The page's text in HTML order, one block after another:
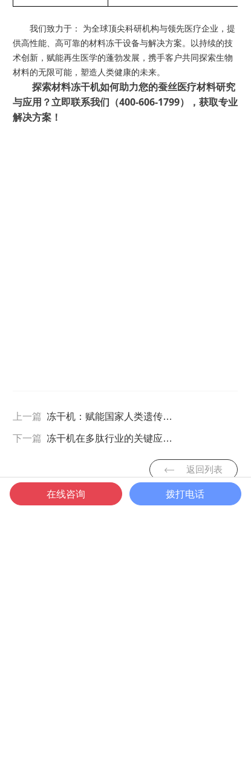
我们致力于：
为全球顶尖科研机构与领先医疗企业，提
供高性能、高可靠的材料冻干设备与解决方案。以持续的技
术创新，赋能再生医学的蓬勃发展，携手客户共同探索生物
材料的无限可能，塑造人类健康的未来。
探索材料冻干机如何助力您的蚕丝医疗材料研究
与应用？立即联系我们 （400-606-1799）
，获取专业
解决方案！
上一篇 冻干机：赋能国家人类遗传资源中心的关键力量
下一篇 冻干机在多肽行业的关键应用：守护品质，驱动产业升级
返回列表
在线咨询 拨打电话